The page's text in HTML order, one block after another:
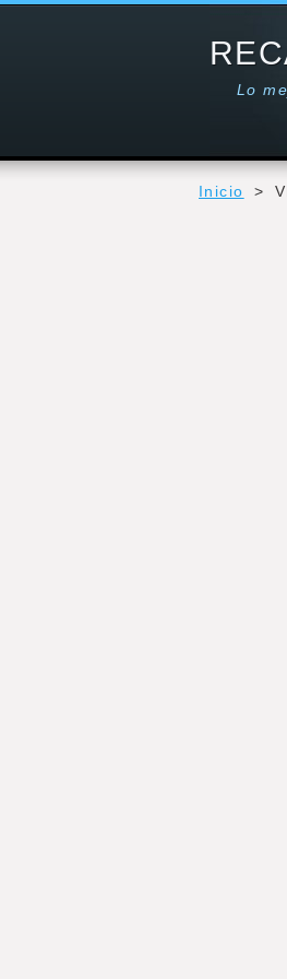
Lo
Inicio >